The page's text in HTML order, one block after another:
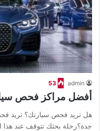
admin
53
أفضل مراكز فحص
هل تريد فحص سيارتك؟ تريد
جدة؟رحلة بحثك تتوقف عند هذا